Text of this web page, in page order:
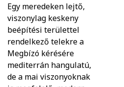
Egy meredeken lejtő,
viszonylag keskeny
beépítési területtel
rendelkező telekre a
Megbízó kérésére
mediterrán hangulatú,
de a mai viszonyoknak